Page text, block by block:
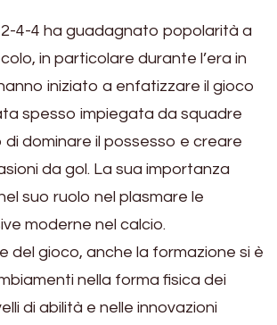
4-4 ha guadagnato popolarità a
in particolare durante l’era in
iniziato a enfatizzare il gioco
spesso impiegata da squadre
dominare il possesso e creare
da gol. La sua importanza
suo ruolo nel plasmare le
moderne nel calcio.
del gioco, anche la formazione si è
nella forma fisica dei
di abilità e nelle innovazioni